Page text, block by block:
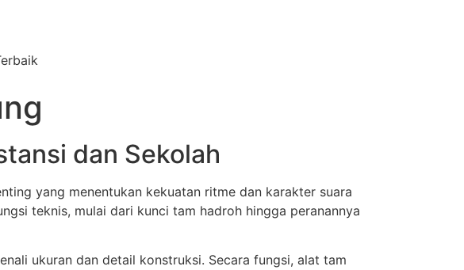
dan Sekolah
yang menentukan kekuatan ritme dan karakter suara
teknis, mulai dari kunci tam hadroh hingga peranannya
ukuran dan detail konstruksi. Secara fungsi, alat tam